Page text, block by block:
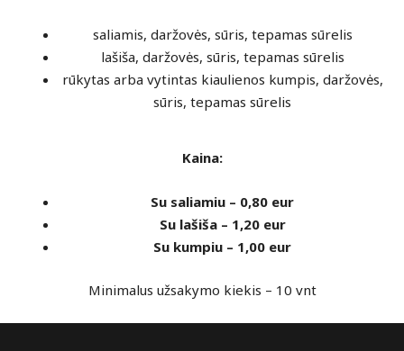
saliamis, daržovės, sūris, tepamas sūrelis
lašiša, daržovės, sūris, tepamas sūrelis
rūkytas arba vytintas kiaulienos kumpis, daržovės,
sūris, tepamas sūrelis
Kaina:
Su saliamiu – 0,80 eur
Su lašiša – 1,20 eur
Su kumpiu – 1,00 eur
Minimalus užsakymo kiekis – 10 vnt